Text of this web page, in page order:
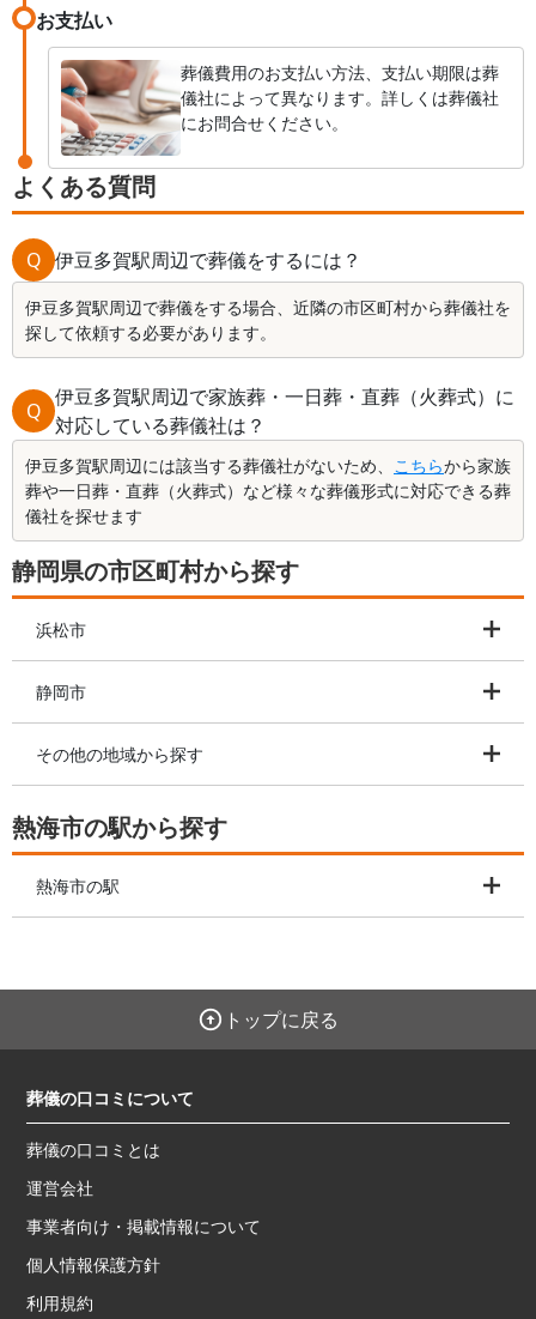
お支払い
葬儀費用のお支払い方法、支払い期限は葬
儀社によって異なります。詳しくは葬儀社
にお問合せください。
よくある質問
Q 伊豆多賀駅周辺で葬儀をするには？
伊豆多賀駅周辺で葬儀をする場合、近隣の市区町村から葬儀社を
探して依頼する必要があります。
Q
伊豆多賀駅周辺で家族葬・一日葬・直葬（火葬式）に
対応している葬儀社は？
伊豆多賀駅周辺には該当する葬儀社がないため、 こちらから家族
葬や一日葬・直葬（火葬式）など様々な葬儀形式に対応できる葬
儀社を探せます
静岡県の市区町村から探す
浜松市
静岡市
その他の地域から探す
熱海市の駅から探す
熱海市の駅
トップに戻る
葬儀の口コミについて
葬儀の口コミとは
運営会社
事業者向け・掲載情報について
個人情報保護方針
利用規約